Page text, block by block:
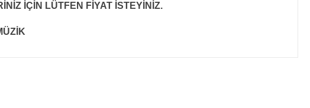
İÇİN LÜTFEN FİYAT İSTEYİNİZ.